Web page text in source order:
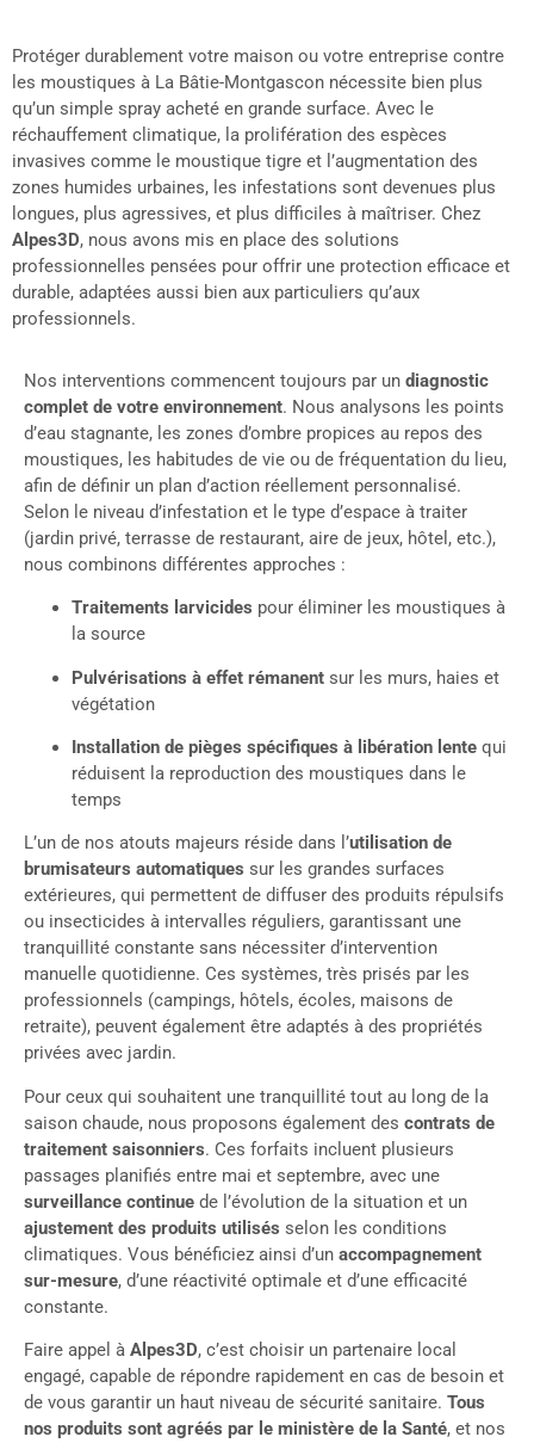
Protéger durablement votre maison ou votre entreprise contre
les moustiques à La Bâtie-Montgascon nécessite bien plus
qu’un simple spray acheté en grande surface. Avec le
réchauffement climatique, la prolifération des espèces
invasives comme le moustique tigre et l’augmentation des
zones humides urbaines, les infestations sont devenues plus
longues, plus agressives, et plus difficiles à maîtriser. Chez
Alpes3D, nous avons mis en place des solutions
professionnelles pensées pour offrir une protection efficace et
durable, adaptées aussi bien aux particuliers qu’aux
professionnels.
Nos interventions commencent toujours par un diagnostic
complet de votre environnement. Nous analysons les points
d’eau stagnante, les zones d’ombre propices au repos des
moustiques, les habitudes de vie ou de fréquentation du lieu,
afin de définir un plan d’action réellement personnalisé.
Selon le niveau d’infestation et le type d’espace à traiter
(jardin privé, terrasse de restaurant, aire de jeux, hôtel, etc.),
nous combinons différentes approches :
Traitements larvicides pour éliminer les moustiques à
la source
Pulvérisations à effet rémanent sur les murs, haies et
végétation
Installation de pièges spécifiques à libération lente qui
réduisent la reproduction des moustiques dans le
temps
L’un de nos atouts majeurs réside dans l’utilisation de
brumisateurs automatiques sur les grandes surfaces
extérieures, qui permettent de diffuser des produits répulsifs
ou insecticides à intervalles réguliers, garantissant une
tranquillité constante sans nécessiter d’intervention
manuelle quotidienne. Ces systèmes, très prisés par les
professionnels (campings, hôtels, écoles, maisons de
retraite), peuvent également être adaptés à des propriétés
privées avec jardin.
Pour ceux qui souhaitent une tranquillité tout au long de la
saison chaude, nous proposons également des contrats de
traitement saisonniers. Ces forfaits incluent plusieurs
passages planifiés entre mai et septembre, avec une
surveillance continue de l’évolution de la situation et un
ajustement des produits utilisés selon les conditions
climatiques. Vous bénéficiez ainsi d’un accompagnement
sur-mesure, d’une réactivité optimale et d’une efficacité
constante.
Faire appel à Alpes3D, c’est choisir un partenaire local
engagé, capable de répondre rapidement en cas de besoin et
de vous garantir un haut niveau de sécurité sanitaire. Tous
nos produits sont agréés par le ministère de la Santé, et nos